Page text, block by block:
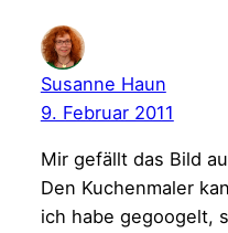
Susanne Haun
9. Februar 2011
Mir gefällt das Bild
Den Kuchenmaler
ich habe gegoogelt,